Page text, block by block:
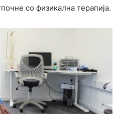
со физикална терапија.